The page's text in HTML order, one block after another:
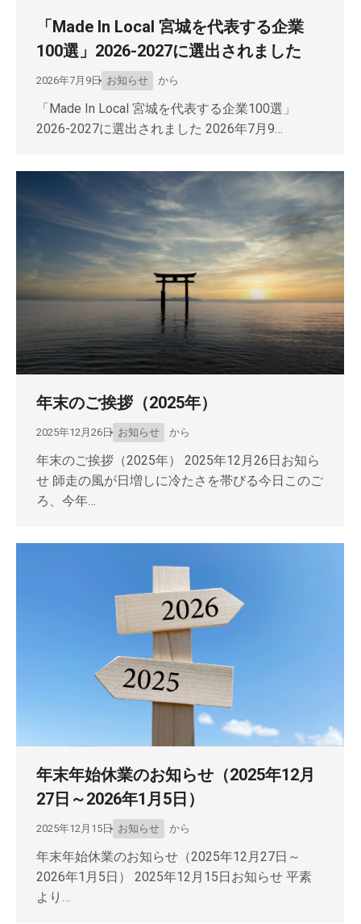
「Made In Local 宮城を代表する企業
100選」2026-2027に選出されました
2026年7月9日 お知らせ から
「Made In Local 宮城を代表する企業100選」
2026-2027に選出されました 2026年7月9…
年末のご挨拶（2025年）
2025年12月26日 お知らせ から
年末のご挨拶（2025年） 2025年12月26日お知ら
せ 師走の風が日増しに冷たさを帯びる今日このご
ろ、今年…
年末年始休業のお知らせ（2025年12月
27日～2026年1月5日）
2025年12月15日 お知らせ から
年末年始休業のお知らせ（2025年12月27日～
2026年1月5日） 2025年12月15日お知らせ 平素
より…